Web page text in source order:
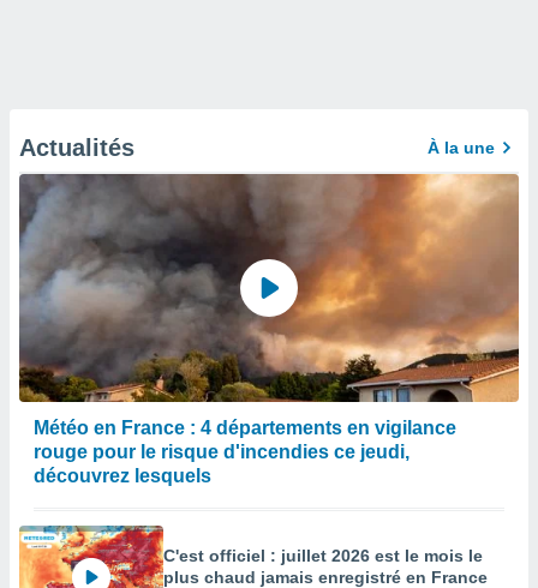
Actualités À la une
Météo en France : 4 départements en vigilance
rouge pour le risque d'incendies ce jeudi,
découvrez lesquels
C'est officiel : juillet 2026 est le mois le
plus chaud jamais enregistré en France